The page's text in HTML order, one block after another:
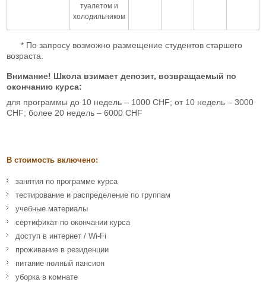
туалетом и
холодильником
* По запросу возможно размещение студентов старшего
возраста.
Внимание! Школа взимает депозит, возвращаемый по
окончанию курса:
для программы до 10 недель – 1000 CHF; от 10 недель – 3000
CHF; более 20 недель – 6000 CHF
В стоимость включено:
занятия по программе курса
тестирование и распределение по группам
учебные материалы
сертификат по окончании курса
доступ в интернет / Wi-Fi
проживание в резиденции
питание полный пансион
уборка в комнате